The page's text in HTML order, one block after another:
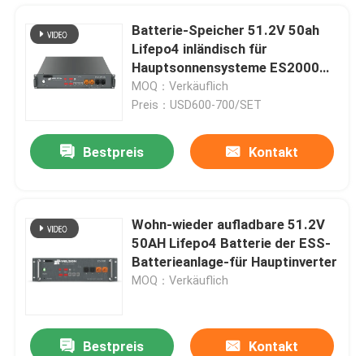
Batterie-Speicher 51.2V 50ah
Lifepo4 inländisch für
Hauptsonnensysteme ES2000
PLUS
MOQ：Verkäuflich
Preis：USD600-700/SET
Bestpreis Kontakt
Wohn-wieder aufladbare 51.2V
50AH Lifepo4 Batterie der ESS-
Batterieanlage-für Hauptinverter
MOQ：Verkäuflich
Bestpreis Kontakt